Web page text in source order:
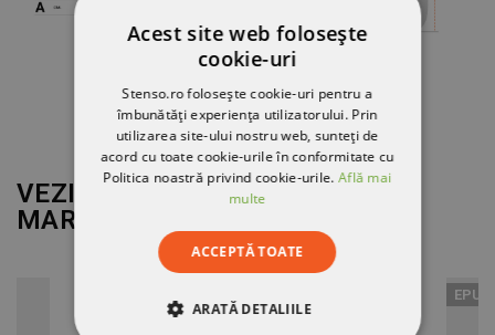
VEZI MAI MULT DE LA
MARCA
Acest site web folosește
cookie-uri
Stenso.ro folosește cookie-uri pentru a
îmbunătăți experiența utilizatorului. Prin
utilizarea site-ului nostru web, sunteți de
acord cu toate cookie-urile în conformitate cu
Politica noastră privind cookie-urile.Află mai
multe
ACCEPTĂ TOATE
ARATĂ DETALIILE